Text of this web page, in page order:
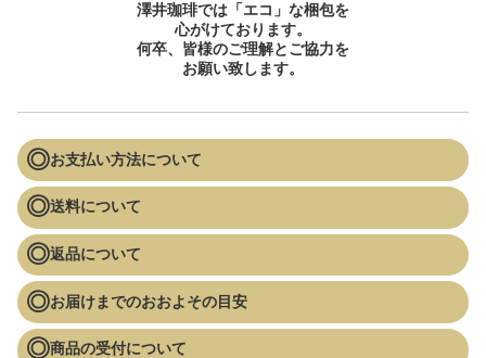
澤井珈琲では「エコ」な梱包を
心がけております。
何卒、皆様のご理解とご協力を
お願い致します。
お支払い方法について
送料について
返品について
お届けまでのおおよその目安
商品の受付について